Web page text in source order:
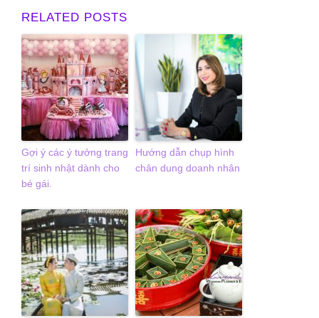
RELATED POSTS
Gợi ý các ý tưởng trang
trí sinh nhật dành cho
bé gái.
Hướng dẫn chụp hình
chân dung doanh nhân